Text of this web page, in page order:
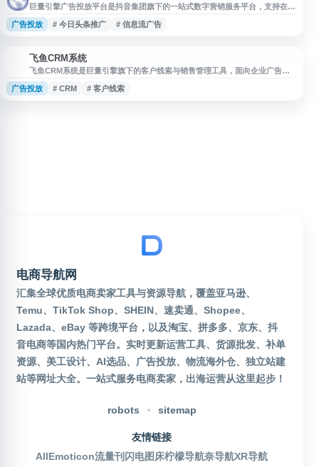
巨量引擎广告投放平台是抖音集团旗下的一站式数字营销服务平台，支持在抖
音、今日头条、西瓜视频、懂车帝、穿山甲等多端资源进行广告投放。平台提
供信息流广告、精准定向、效果计费及营销管理能力，适用于品牌推广、线索
广告投放 # 今日头条推广 # 信息流广告
飞鱼CRM系统
飞鱼CRM系统是巨量引擎旗下的客户线索与销售管理工具，面向企业广告投
放、获客转化和客户跟进场景，提供线索收集、客户管理、销售跟进、数据统
计等功能。平台可帮助企业集中管理营销线索，提升销售协作效率，适用于需
广告投放 # CRM # 客户线索
电商导航网
汇集全球优质电商卖家工具与资源导航，覆盖亚马逊、
Temu、TikTok Shop、SHEIN、速卖通、Shopee、
Lazada、eBay 等跨境平台，以及淘宝、拼多多、京东、抖
音电商等国内热门平台。实时更新运营工具、货源批发、补单
资源、美工设计、AI选品、广告投放、物流海外仓、独立站建
站等网址大全。一站式服务电商卖家，出海运营从这里起步！
robots sitemap
友情链接
AllEmoticon流量刊 闪电图床柠檬导航奈导航XR导航